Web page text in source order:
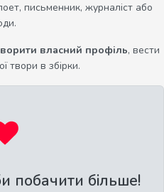
письменник, журналіст або
власний профіль, вести
твори в збірки.
побачити більше!